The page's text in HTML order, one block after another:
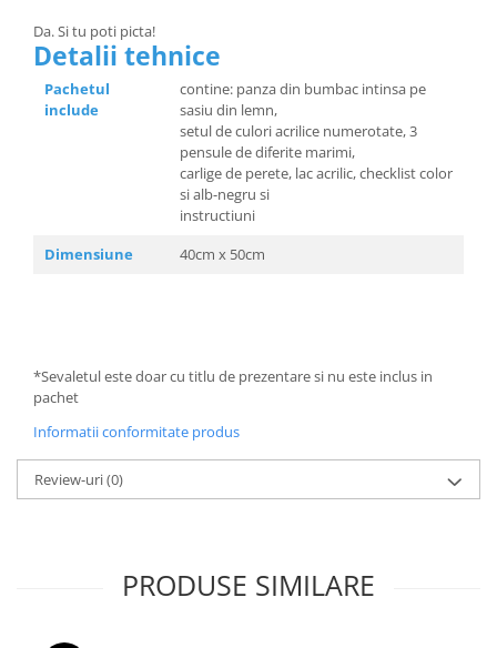
Da. Si tu poti picta!
Detalii tehnice
Pachetul
include
contine: panza din bumbac intinsa pe
sasiu din lemn,
setul de culori acrilice numerotate, 3
pensule de diferite marimi,
carlige de perete, lac acrilic, checklist color
si alb-negru si
instructiuni
Dimensiune
40cm x 50cm
*Sevaletul este doar cu titlu de prezentare si nu este inclus in
pachet
Informatii conformitate produs
Review-uri(0)
PRODUSE SIMILARE